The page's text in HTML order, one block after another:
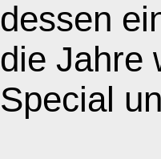
dessen
die Jahre
Special